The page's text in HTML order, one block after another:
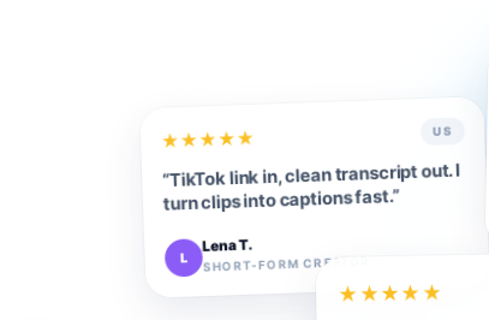
★★★★★ US
“TikTok link in, clean transcript out. I
turn clips into captions fast.”
L
Lena T.
SHORT-FORM CREATOR
★ ★★★ ★